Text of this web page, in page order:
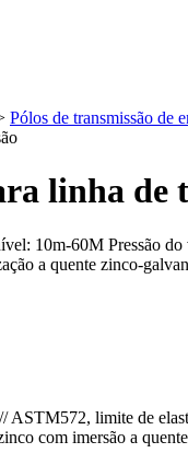
Pólos de transmissão de
linha de
10m-60M Pressão
a quente zinco-
ASTM572, limite de
com imersão a